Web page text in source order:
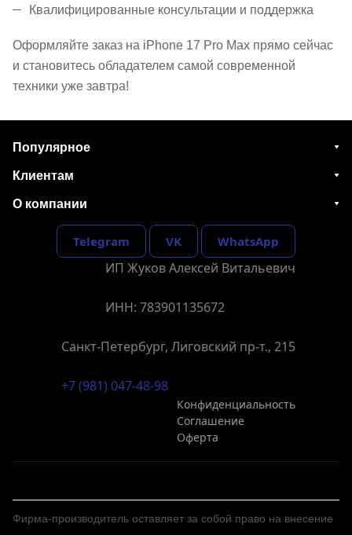
Квалифицированные консультации и поддержка
Оформляйте заказ на iPhone 17 Pro Max прямо сейчас
и становитесь обладателем самой современной
техники уже завтра!
Популярное
Клиентам
О компании
Telegram VK WhatsApp
ИП Жуков Алексей Витальевич
ИНН: 783901135672
Санкт-Петербург, Лиговский пр-т., 215
+7 (981) 047-48-98
Конфиденциальность
Соглашение
Оферта
Фирма-производитель оставляет за собой право на внесение